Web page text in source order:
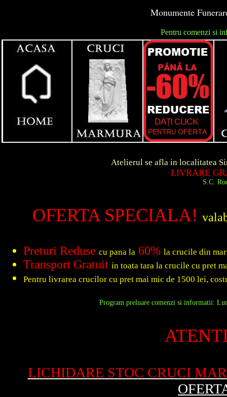
Monumente
Pentru comenzi si
Atelierul se afla in localitatea Simeria
LIVRARE GRATUITA
S.C. Roca Art
OFERTA SPECIALA!
Preturi Reduse cu pana la 60% la crucile din
Transport Gratuit in toata tara la crucile cu pret
Pentru livrarea crucilor cu pret mai mic de 1500 lei,
Program preluare comenzi si informatii:
LICHIDARE STOC CRUCI